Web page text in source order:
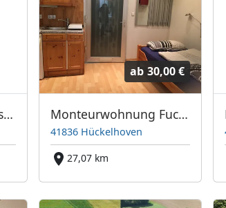
Ferienwohnung Heinsberg
ab 30,00 €
Monteurwohnung Fuchs
41836 Hückelhoven
27,07 km